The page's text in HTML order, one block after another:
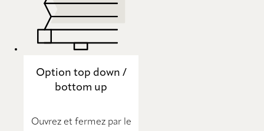
Option top down /
bottom up
Ouvrez et fermez par le